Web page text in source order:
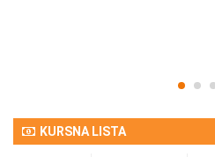
KURSNA LISTA